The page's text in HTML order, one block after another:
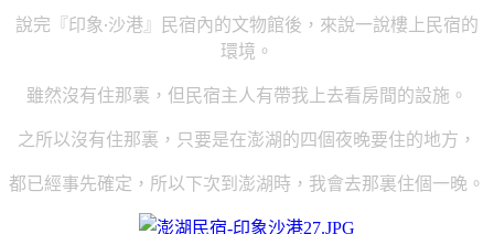
說完『印象‧沙港』民宿內的文物館後，來說一說樓上民宿的
環境。
雖然沒有住那裏，但民宿主人有帶我上去看房間的設施。
之所以沒有住那裏，只要是在澎湖的四個夜晚要住的地方，
都已經事先確定，所以下次到澎湖時，我會去那裏住個一晚。